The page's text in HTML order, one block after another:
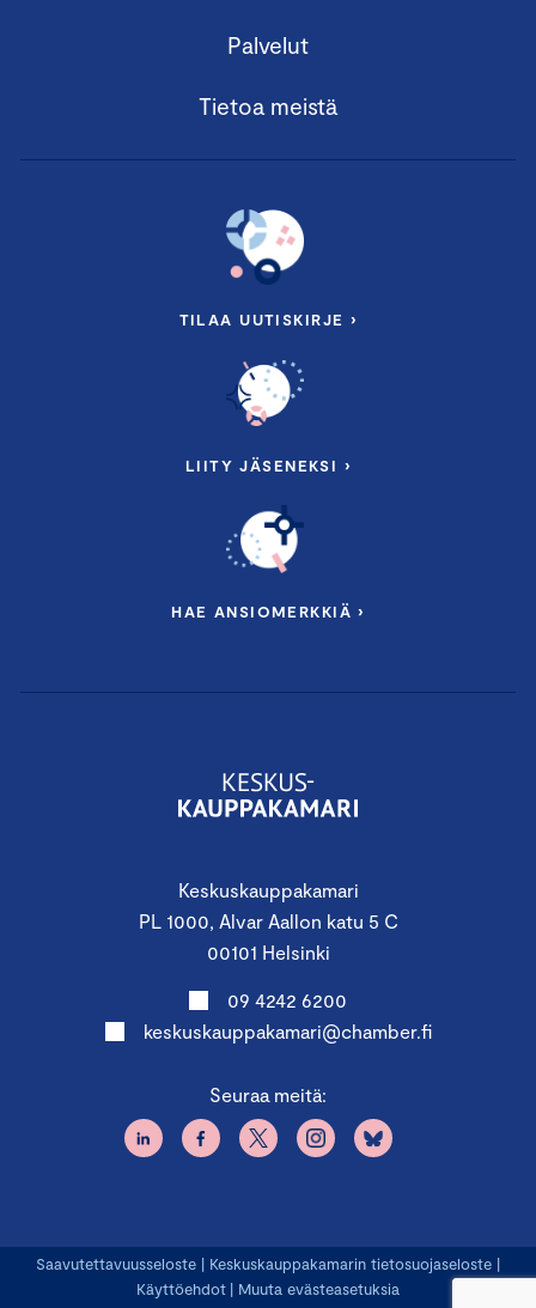
Keskuskauppakamari
PL 1000, Alvar Aallon katu 5 C
00101 Helsinki
09 4242 6200
keskuskauppakamari@chamber.fi
Seuraa meitä:
Palvelut
Tietoa meistä
TILAA UUTISKIRJE ›
LIITY JÄSENEKSI ›
HAE ANSIOMERKKIÄ ›
Saavutettavuusseloste | Keskuskauppakamarin tietosuojaseloste |
Käyttöehdot | Muuta evästeasetuksia